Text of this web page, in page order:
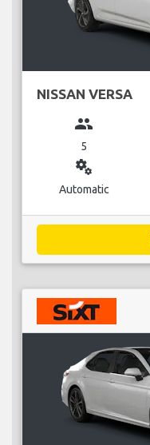
NISSAN VERSA
group
5
miscellaneous_services
Automatic